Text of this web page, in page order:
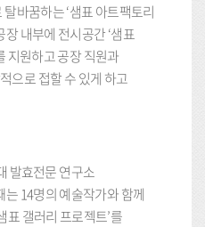
바꿈하는 ‘샘표 아트팩토리
내부에 전시공간 ‘샘표
지원하고 공장 직원과
으로 접할 수 있게 하고
발효전문 연구소
는 14명의 예술작가와 함께
표 갤러리 프로젝트’를